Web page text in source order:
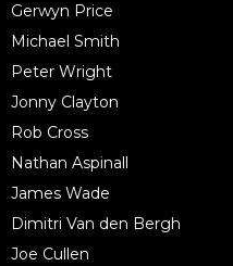
Gerwyn Price
Michael Smith
Peter Wright
Jonny Clayton
Rob Cross
Nathan Aspinall
James Wade
Dimitri Van den Bergh
Joe Cullen